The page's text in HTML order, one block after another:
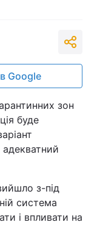
Google
зон
буде
з-під
система
і впливати на